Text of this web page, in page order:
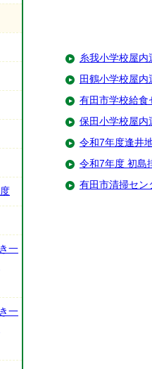
糸我小学校屋
田鶴小学校屋
有田市学校給食
保田小学校屋内
令和7年度逢井
令和7年度 初島
有田市清掃セン
一
一